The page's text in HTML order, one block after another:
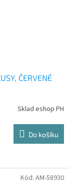
ČERVENÉ
Sklad eshop PH
Do košíku
Kód: AM-58930